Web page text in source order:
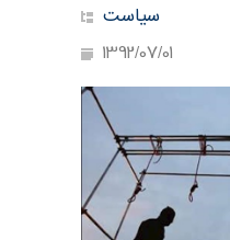
سیاست
1392/07/01